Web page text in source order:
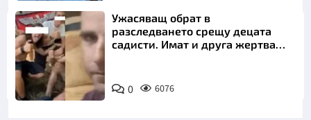
Ужасяващ обрат в
разследването срещу децата
садисти. Имат и друга жертва
0 6076